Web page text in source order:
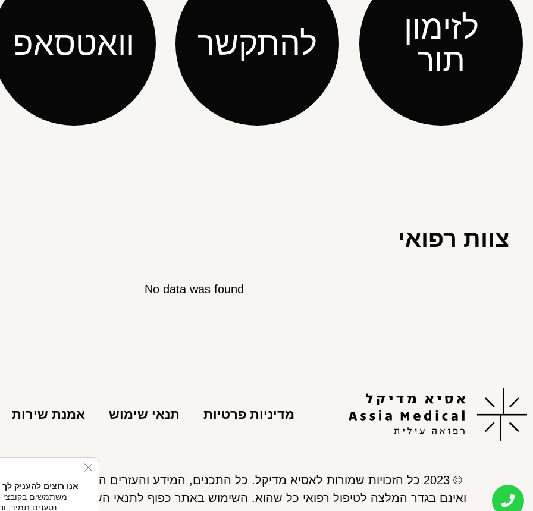
לזימון
תור
להתקשר וואטסאפ
צוות רפואי
No data was found
מדיניות פרטיות תנאי שימוש אמנת שירות
© 2023 כל הזכויות שמורות לאסיא מדיקל. כל התכנים, המידע והעזרים המופיעים באתר אסיא מדיקל, נועדו למתן אינפורמציה בלבד,
ואינם בגדר המלצה לטיפול רפואי כל שהוא. השימוש באתר כפוף לתנאי השימוש ואינו מחליף
אנו רוצים להעניק
נטענים תמיד,
GDPR Cookie Banner